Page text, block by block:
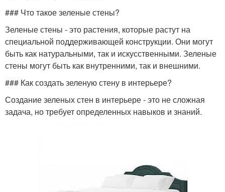
### Что такое зеленые стены?
Зеленые стены - это растения, которые растут на
специальной поддерживающей конструкции. Они могут
быть как натуральными, так и искусственными. Зеленые
стены могут быть как внутренними, так и внешними.
### Как создать зеленую стену в интерьере?
Создание зеленых стен в интерьере - это не сложная
задача, но требует определенных навыков и знаний.